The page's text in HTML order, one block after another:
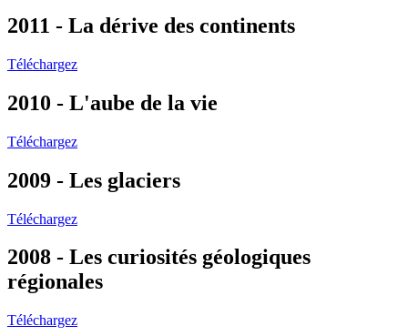
2011 - La dérive des continents
Téléchargez
2010 - L'aube de la vie
Téléchargez
2009 - Les glaciers
Téléchargez
2008 - Les curiosités géologiques
régionales
Téléchargez